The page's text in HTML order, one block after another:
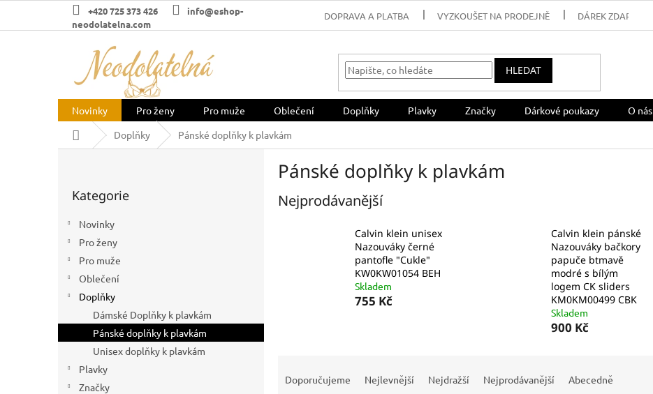
obsah
+420 725 373 426
info@eshop-
neodolatelna.com
DOPRAVA A PLATBA VYZKOUŠET NA PRODEJNĚ DÁREK ZDARMA
HLEDAT
Novinky Pro ženy Pro muže Oblečení Doplňky Plavky Značky Dárkové poukazy O nás
Domů
Doplňky Pánské doplňky k plavkám
n
e
kategorie
Kategorie
Novinky
Pro ženy
Pro muže
Oblečení
Doplňky
Dámské Doplňky k plavkám
Pánské doplňky k plavkám
Unisex doplňky k plavkám
Plavky
Značky
Pánské doplňky k plavkám
Nejprodávanější
Calvin klein unisex
Nazouváky černé
pantofle "Cukle"
KW0KW01054 BEH
Skladem
755 Kč
Calvin klein pánské
Nazouváky bačkory
papuče btmavě
modré s bílým
logem CK sliders
KM0KM00499 CBK
Skladem
900 Kč
Doporučujeme Nejlevnější Nejdražší Nejprodávanější Abecedně